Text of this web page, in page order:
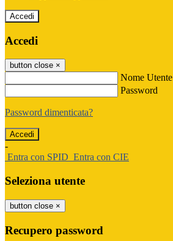
Accedi
Accedi
button close ×
Nome Utente
Password
Password dimenticata?
-
Entra con SPID Entra con CIE
Seleziona utente
button close ×
Recupero password